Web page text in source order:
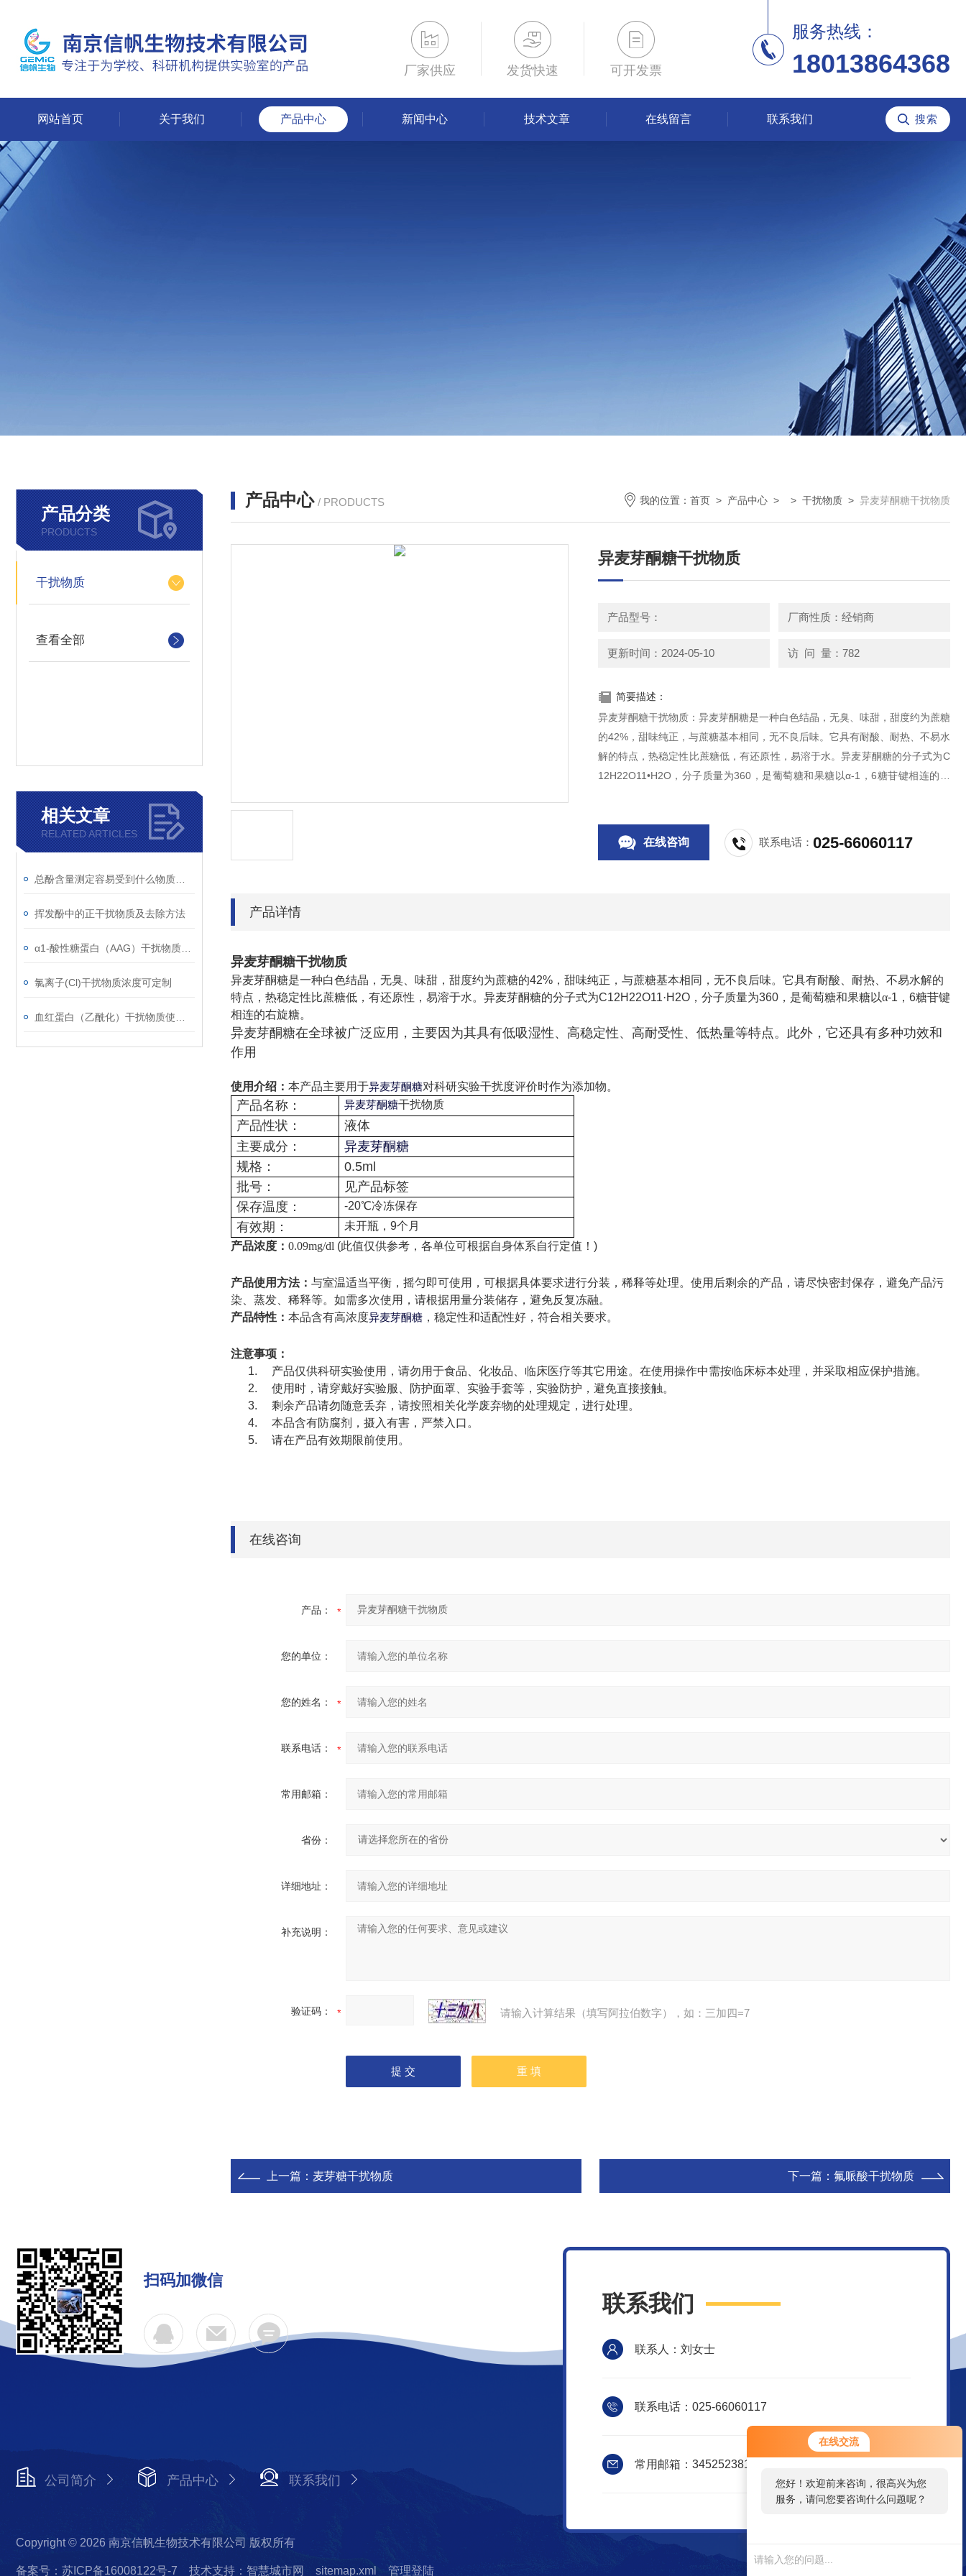
在线交流
您好！欢迎前来咨询，很高兴为您
服务，请问您要咨询什么问题呢？
厂家供应 发货快速 可开发票
服务热线：
18013864368
网站首页 关于我们 产品中心 新闻中心 技术文章 在线留言 联系我们
产品分类
PRODUCTS
干扰物质
查看全部
相关文章
RELATED ARTICLES
挥发酚中的正干扰物质及去除方法
氯离子(Cl)干扰物质浓度可定制
产品中心 / PRODUCTS 我的位置： 首页 > 产品中心 > > 干扰物质 > 异麦芽酮糖干扰物质
异麦芽酮糖干扰物质
产品型号： 厂商性质：经销商
更新时间：2024-05-10 访 问 量：782
简要描述：
异麦芽酮糖干扰物质：异麦芽酮糖是一种白色结晶，无臭、味甜，甜度约为蔗糖
的42%，甜味纯正，与蔗糖基本相同，无不良后味。它具有耐酸、耐热、不易水
解的特点，热稳定性比蔗糖低，有还原性，易溶于水。异麦芽酮糖的分子式为C
12H22O11•H2O，分子质量为360，是葡萄糖和果糖以α-1，6糖苷键相连的右
在线咨询 联系电话：025-66060117
产品详情
异麦芽酮糖干扰物质
异麦芽酮糖是一种白色结晶，无臭、味甜，甜度约为蔗糖的42% ，甜味纯正，与蔗糖基本相同，无不良后味。它具有耐酸、耐热、不易水解的
特点，热稳定性比蔗糖低，有还原性，易溶于水。异麦芽酮糖的分子式为C12H22O11·H2O ，分子质量为360 ，是葡萄糖和果糖以α-1 ， 6糖苷键
相连的右旋糖。
异麦芽酮糖在全球被广泛应用，主要因为其具有低吸湿性、高稳定性、高耐受性、低热量等特点。此外，它还具有多种功效和
作用
使用介绍： 本产品主要用于异麦芽酮糖对科研实验干扰度评价时作为添加物。
产品名称： 异麦芽酮糖干扰物质
产品性状：
液体
主要成分：
异麦芽酮糖
规格：
0.5ml
批号：
见产品标签
保存温度：
-20℃冷冻保存
有效期： 未开瓶， 9个月
产品浓度： 0.09mg/dl (此值仅供参考，各单位可根据自身体系自行定值！ )
产品使用方法： 与室温适当平衡，摇匀即可使用，可根据具体要求进行分装，稀释等处理。使用后剩余的产品，请尽快密封保存，避免产品污
染、蒸发、稀释等。如需多次使用，请根据用量分装储存，避免反复冻融。
产品特性： 本品含有高浓度异麦芽酮糖 ，稳定性和适配性好，符合相关要求。
注意事项：
1.
产品仅供科研实验使用，请勿用于食品、化妆品、临床医疗等其它用途。在使用操作中需按临床标本处理，并采取相应保护措施。
2.
使用时，请穿戴好实验服、防护面罩、实验手套等，实验防护，避免直接接触。
3.
剩余产品请勿随意丢弃，请按照相关化学废弃物的处理规定，进行处理。
4.
本品含有防腐剂，摄入有害，严禁入口。
5.
请在产品有效期限前使用。
在线咨询
产品：
您的单位：
您的姓名：
联系电话：
常用邮箱：
省份：
详细地址：
补充说明：
验证码： 请输入计算结果（填写阿拉伯数字），如：三加四=7
上一篇： 麦芽糖干扰物质 下一篇： 氟哌酸干扰物质
扫码加微信
公司简介 产品中心 联系我们
Copyright © 2026 南京信帆生物技术有限公司 版权所有
备案号：苏ICP备16008122号-7 技术支持：智慧城市网 sitemap.xml 管理登陆
联系我们
联系人：刘女士
联系电话：025-66060117
常用邮箱：3452523816@qq.com